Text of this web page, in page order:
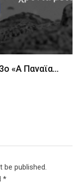
«Α Παναϊα…
be published.
*